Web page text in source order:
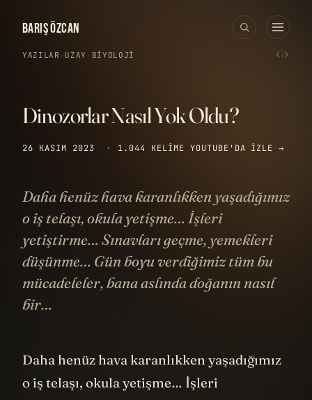
BARIŞ ÖZCAN
YAZILAR › UZAY · BIYOLOJI ‹ ›
Dinozorlar Nasıl Yok Oldu?
26 KASIM 2023 · 1.044 KELIME YOUTUBE'DA IZLE →
Daha henüz hava karanlıkken yaşadığımız
o iş telaşı, okula yetişme… İşleri
yetiştirme… Sınavları geçme, yemekleri
düşünme… Gün boyu verdiğimiz tüm bu
mücadeleler, bana aslında doğanın nasıl
bir…
Daha henüz hava karanlıkken yaşadığımız
o iş telaşı, okula yetişme… İşleri